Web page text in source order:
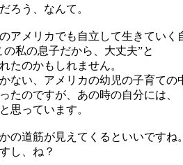
ろう、なんて。
アメリカでも自立して生きていく
私の息子だから、大丈夫”と
たのかもしれません。
ない、アメリカの幼児の子育ての
たのですが、あの時の自分には、
思っています。
の道筋が見えてくるといいですね。
し、ね？